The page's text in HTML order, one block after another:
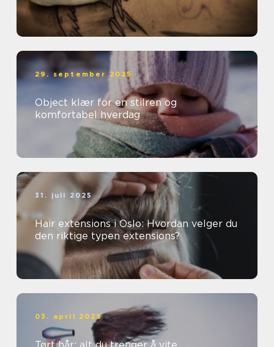
29. september 2025
Object klær for en stilren og
komfortabel hverdag
31. juli 2025
Hair extensions i Oslo: Hvordan velger du
den riktige typen extensions?
03. april 2025